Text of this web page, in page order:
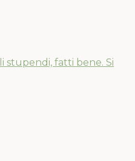
stupendi, fatti bene. Si